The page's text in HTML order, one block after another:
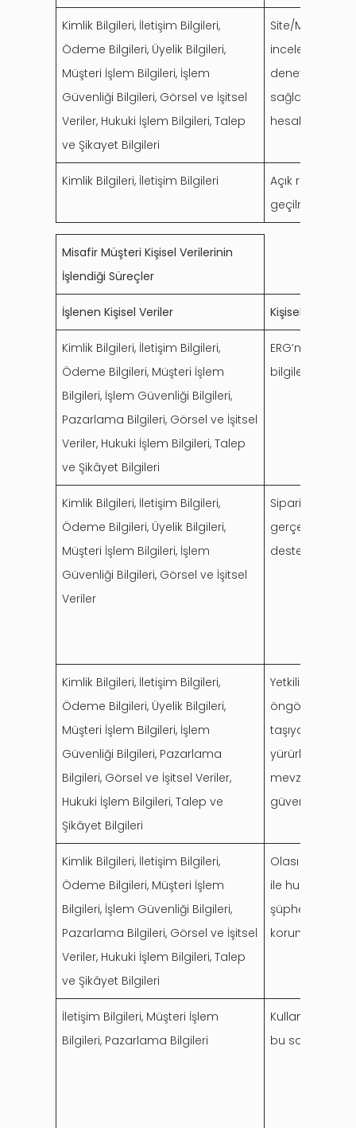
Kimlik Bilgileri, İletişim Bilgileri,
Ödeme Bilgileri, Üyelik Bilgileri,
Müşteri İşlem Bilgileri, İşlem
Güvenliği Bilgileri, Görsel ve İşitsel
Veriler, Hukuki İşlem Bilgileri, Talep
ve Şikayet Bilgileri
Site/Mobil
incelenmesi ve
deneyiminin
sağlanması
hesabınıza
Kimlik Bilgileri, İletişim Bilgileri
Açık
geçilmesi
Misafir Müşteri Kişisel Verilerinin
İşlendiği Süreçler
İşlenen Kişisel Veriler Kişisel Veri
Kimlik Bilgileri, İletişim Bilgileri,
Ödeme Bilgileri, Müşteri İşlem
Bilgileri, İşlem Güvenliği Bilgileri,
Pazarlama Bilgileri, Görsel ve İşitsel
Veriler, Hukuki İşlem Bilgileri, Talep
ve Şikâyet Bilgileri
ERG’nin tabi
bilgilendirme
Kimlik Bilgileri, İletişim Bilgileri,
Ödeme Bilgileri, Üyelik Bilgileri,
Müşteri İşlem Bilgileri, İşlem
Güvenliği Bilgileri, Görsel ve İşitsel
Veriler
Siparişlerin
destek
Kimlik Bilgileri, İletişim Bilgileri,
Ödeme Bilgileri, Üyelik Bilgileri,
Müşteri İşlem Bilgileri, İşlem
Güvenliği Bilgileri, Pazarlama
Bilgileri, Görsel ve İşitsel Veriler,
Hukuki İşlem Bilgileri, Talep ve
Şikâyet Bilgileri
Yetkili kurum
öngörüldüğü
taşıyan bir
yürürlükteki
güvenliği
Kimlik Bilgileri, İletişim Bilgileri,
Ödeme Bilgileri, Müşteri İşlem
Bilgileri, İşlem Güvenliği Bilgileri,
Pazarlama Bilgileri, Görsel ve İşitsel
Veriler, Hukuki İşlem Bilgileri, Talep
ve Şikâyet Bilgileri
Olası bir
ile hukuki
şüpheli/
korunması.
İletişim Bilgileri, Müşteri İşlem
Bilgileri, Pazarlama Bilgileri
Kullanıcıların
bu sayede